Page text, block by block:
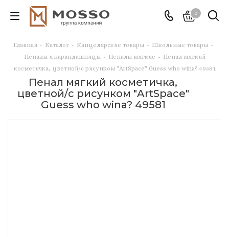
0
Главная - Каталог - Канцелярские товары - Школьные товары -
Пеналы и карандашницы - Пеналы мягкие - Пенал мягкий
косметичка, цветной/с рисунком "ArtSpace" Guess who wina? 49581
Пенал мягкий косметичка,
цветной/с рисунком "ArtSpace"
Guess who wina? 49581